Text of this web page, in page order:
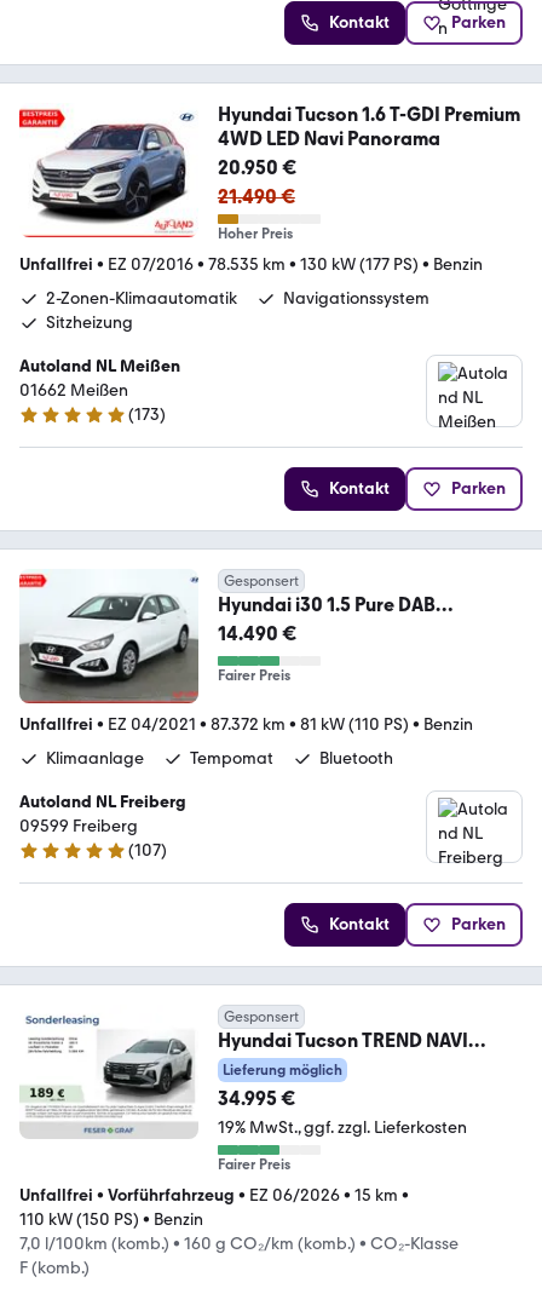
Kontakt Parken
Hyundai Tucson 1.6 T-GDI Premium
4WD LED Navi Panorama
20.950 €
21.490 €
Hoher Preis
Unfallfrei • EZ 07/2016• 78.535 km • 130 kW (177 PS) • Benzin
2-Zonen-Klimaautomatik
Navigationssystem
Sitzheizung
Autoland NL Meißen
01662 Meißen
4.8 Sterne
(173)
Kontakt Parken
Gesponsert
Hyundai i30 1.5 Pure DAB
Tempomat Bluetooth Klima
14.490 €
Fairer Preis
Unfallfrei • EZ 04/2021 • 87.372 km • 81 kW (110 PS) • Benzin
Klimaanlage
Tempomat Bluetooth
Autoland NL Freiberg
09599 Freiberg
4.8 Sterne
(107)
Kontakt Parken
Gesponsert
Hyundai Tucson TREND NAVI
MATRIX CAM SHZ LHZ KRELL
Lieferung möglich
34.995 €
19% MwSt. ggf. zzgl. Lieferkosten
Fairer Preis
Unfallfrei • Vorführfahrzeug • EZ 06/2026• 15 km •
110 kW (150 PS) • Benzin
7,0 l/100km (komb.) • 160 g CO₂/km (komb.) • CO₂-Klasse
F (komb.)